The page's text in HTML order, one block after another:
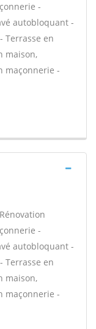
-
autobloquant -
Terrasse en
maison,
maçonnerie -
-
autobloquant -
Terrasse en
maison,
maçonnerie -